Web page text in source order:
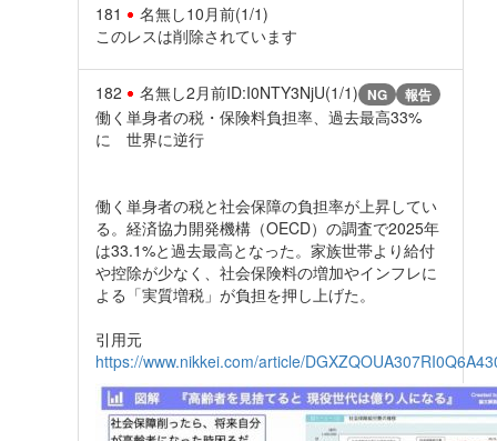
181 名無し10月前(1/1)
このレスは削除されています
182 名無し2月前ID:I0NTY3NjU(1/1) NG 報告
働く単身者の税・保険料負担率、過去最高33%
に 世界に逆行
働く単身者の税と社会保障の負担率が上昇してい
る。経済協力開発機構（OECD）の調査で2025年
は33.1%と過去最高となった。家族世帯より給付
や控除が少なく、社会保険料の増加やインフレに
よる「実質増税」が負担を押し上げた。
引用元
https://www.nikkei.com/article/